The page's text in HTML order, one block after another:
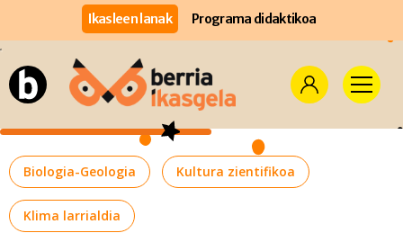
Ikasleen lanak Programa didaktikoa
Biologia-Geologia Kultura zientifikoa
Klima larrialdia